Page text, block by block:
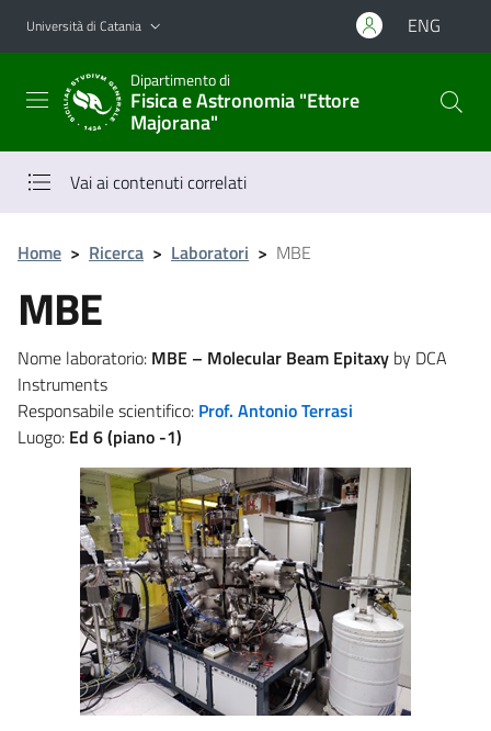
Vai al contenuto principale
Vai al menu di navigazione
Università di Catania ENG
Dipartimento di
Fisica e Astronomia "Ettore
Majorana"
Vai ai contenuti correlati
Home > Ricerca > Laboratori > MBE
MBE
Nome laboratorio: MBE – Molecular Beam Epitaxy by DCA
Instruments
Responsabile scientifico: Prof. Antonio Terrasi
Luogo: Ed 6 (piano -1)